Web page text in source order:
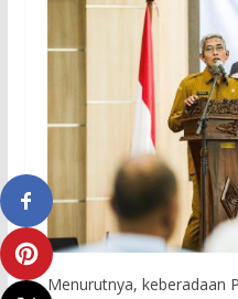
Menurutnya, keberadaan